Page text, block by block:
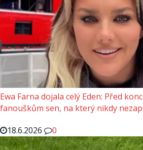
Ewa Farna dojala celý Eden: Před
fanouškům sen, na který nikdy
18.6.2026
0